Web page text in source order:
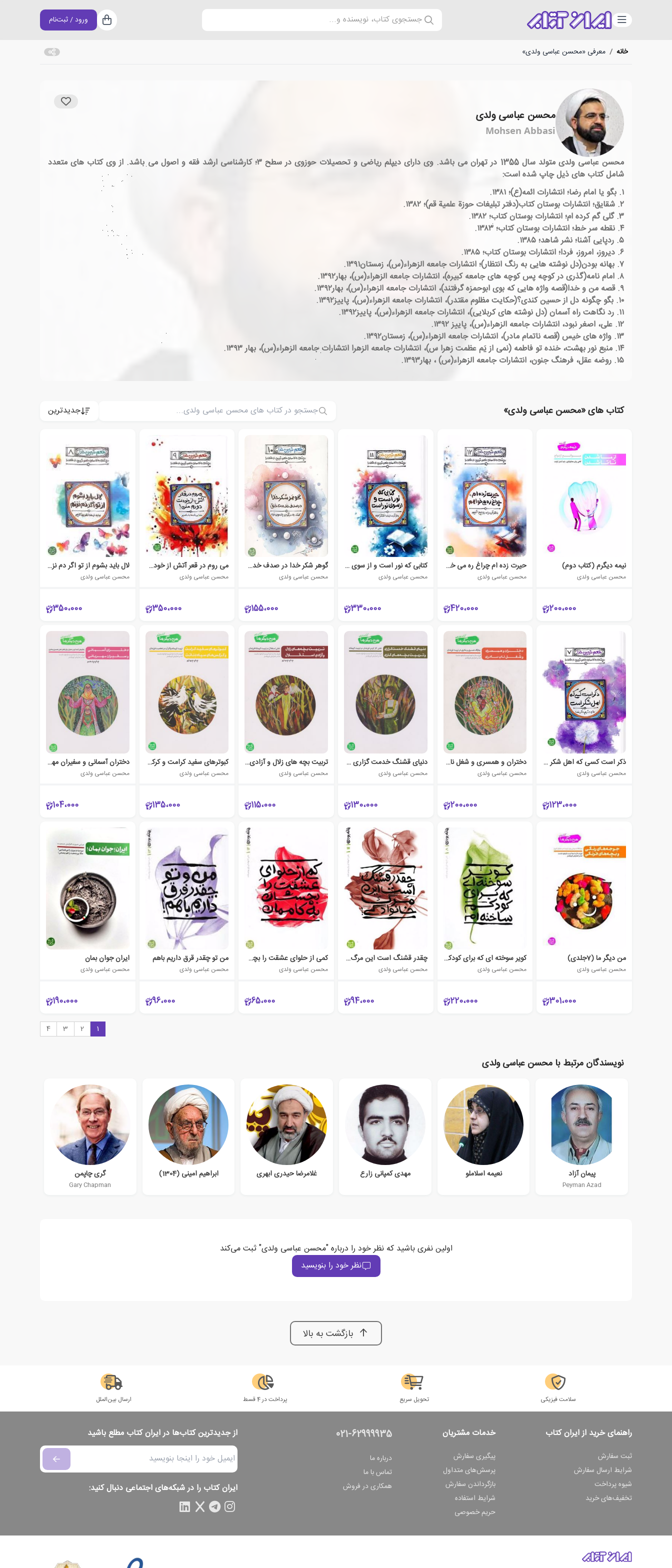
دسته‌بندی جستجوی کتاب، نویسنده و... سبد خرید
ورود / ثبت‌نام
خانه / معرفی «محسن عباسی ولدی»
محسن عباسی ولدی
Mohsen Abbasi
محسن عباسی ولدی متولد سال 1355 در تهران می باشد. وی دارای دیپلم ریاضی و تحصیلات حوزوی در سطح ۳؛ کارشناسی ارشد فقه و اصول می باشد. از وی کتاب های متعدد
شامل کتاب های ذیل چاپ شده است:
۱. بگو یا امام رضا؛ انتشارات ائمه(ع)؛ ۱۳۸۱.
۲. شقایق؛ انتشارات بوستان کتاب(دفتر تبلیغات حوزة علمیة قم)؛ ۱۳۸۲.
۳. گلی گم کرده ام؛ انتشارات بوستان کتاب؛ ۱۳۸۲.
۴. نقطه سر خط؛ انتشارات بوستان کتاب؛ ۱۳۸۳.
۵. ردپایی آشنا؛ نشر شاهد؛ ۱۳۸۵.
۶. دیروز، امروز، فردا؛ انتشارات بوستان کتاب؛ ۱۳۸۵.
۷. بهانه بودن(دل نوشته هایی به رنگ انتظار)؛ انتشارات جامعه الزهراء(س)، زمستان۱۳۹۱.
۸. امام نامه(گذری در کوچه پس کوچه های جامعه کبیره)، انتشارات جامعه الزهراء(س)، بهار۱۳۹۲.
۹. قصه من و خدا(قصه واژه هایی که بوی ابوحمزه گرفتند)، انتشارات جامعه الزهراء(س)، بهار۱۳۹۲.
۱۰. بگو چگونه دل از حسین کندی؟(حکایت مظلوم مقتدر)، انتشارات جامعه الزهراء(س)، پاییز۱۳۹۲.
۱۱. رد نگاهت راه آسمان (دل نوشته های کربلایی)، انتشارات جامعه الزهراء(س)، پاییز۱۳۹۲.
۱۲. علی، اصغر نبود، انتشارات جامعه الزهراء(س)، پاییز ۱۳۹۲.
۱۳. واژه های خیس (قصه ناتمام مادر)، انتشارات جامعه الزهراء(س)، زمستان۱۳۹۲.
۱۴. منبع نور بهشت، خنده تو فاطمه (نمی از یَم عظمت زهرا س)، انتشارات جامعه الزهرا انتشارات جامعه الزهراء(س)، بهار ۱۳۹۳.
۱۵. روضه عقل، فرهنگ جنون، انتشارات جامعه الزهراء(س) ، بهار۱۳۹۳.
کتاب های «محسن عباسی ولدی» جدیدترین
نیمه دیگرم (کتاب دوم)
محسن عباسی ولدی
200،000
حیرت زده ام چراغ ره می خواهم
محسن عباسی ولدی
420،000
کتابی که نور است و از سوی نور است
محسن عباسی ولدی
330،000
گوهر شکر خدا در صدف خدمت خلق
محسن عباسی ولدی
155،000
می‌ روم در قعر آتش از خودت دورم نکن
محسن عباسی ولدی
350،000
لال باید بشوم از تو اگر دم نزنم
محسن عباسی ولدی
350،000
ذکر است کسی که اهل شکر است
محسن عباسی ولدی
123،000
دختران و همسری و شغل ناب مادری
محسن عباسی ولدی
200،000
دنیای قشنگ خدمت گزاری و تربـیـت بچّــه هـای کاری
محسن عباسی ولدی
130،000
تربیت بچه های زلال و آزادی استقلال
محسن عباسی ولدی
115،000
کبوترهای سفید کرامت و کرکس های سیاه دنائت
محسن عباسی ولدی
135،000
دختران آسمانی و سفیران مهربانی
محسن عباسی ولدی
104،000
من دیگر ما (7جلدی)
محسن عباسی ولدی
301،000
کویر سوخته ای که برای کودکم ساخته ام
محسن عباسی ولدی
220،000
چقدر قشنگ است این مرگ خانوادگی
محسن عباسی ولدی
94،000
کمی از حلوای عشقت را بچشان به کاممان
محسن عباسی ولدی
65،000
من تو چقدر قرق داریم باهم
محسن عباسی ولدی
96،000
ایران جوان بمان
محسن عباسی ولدی
190،000
1
2
3
4
نویسندگان مرتبط با محسن عباسی ولدی
پیمان آزاد
Peyman Azad
نعیمه اسلاملو مهدی کمپانی زارع غلامرضا حیدری ابهری ابراهیم امینی (1304) گری چاپمن
Gary Chapman
اولین نفری باشید که نظر خود را درباره "محسن عباسی ولدی" ثبت می‌کند
نظر خود را بنویسید
بازگشت به بالا
سلامت فیزیکی تحویل سریع پرداخت در 4 قسط ارسال بین‌الملل
راهنمای خرید از ایران کتاب
ثبت سفارش
شرایط ارسال سفارش
شیوه پرداخت
تخفیف‌های خرید
خدمات مشتریان
پیگیری سفارش
پرسش‌های متداول
بازگرداندن سفارش
شرایط استفاده
حریم خصوصی
021-62999935
درباره ما
تماس با ما
همکاری در فروش
از جدیدترین کتاب‌ها در ایران کتاب مطلع باشید
ایران کتاب را در شبکه‌های اجتماعی دنبال کنید: